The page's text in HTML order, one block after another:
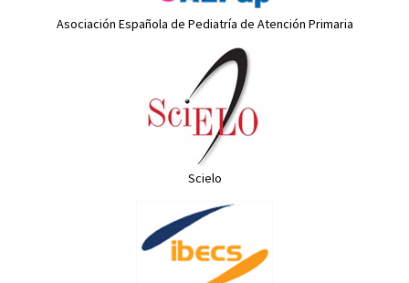
Asociación Española de Pediatría de Atención Primaria
Scielo